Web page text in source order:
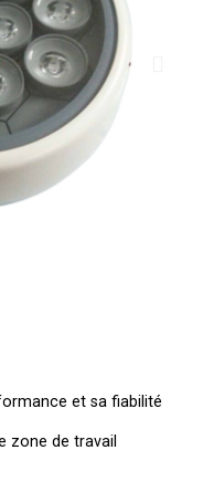
et sa fiabilité
zone de travail